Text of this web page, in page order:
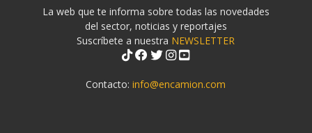
La web que te informa sobre todas las novedades
del sector, noticias y reportajes
Suscríbete a nuestra NEWSLETTER
Contacto:info@encamion.com